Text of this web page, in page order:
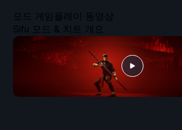
모드 게임플레이 동영상
Sifu 모드 & 치트 개요